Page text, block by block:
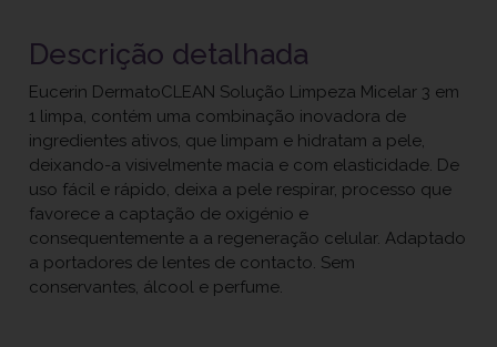
Descrição detalhada
Eucerin DermatoCLEAN Solução Limpeza Micelar 3 em
1 limpa, contém uma combinação inovadora de
ingredientes ativos, que limpam e hidratam a pele,
deixando-a visivelmente macia e com elasticidade. De
uso fácil e rápido, deixa a pele respirar, processo que
favorece a captação de oxigénio e
consequentemente a a regeneração celular. Adaptado
a portadores de lentes de contacto. Sem
conservantes, álcool e perfume.